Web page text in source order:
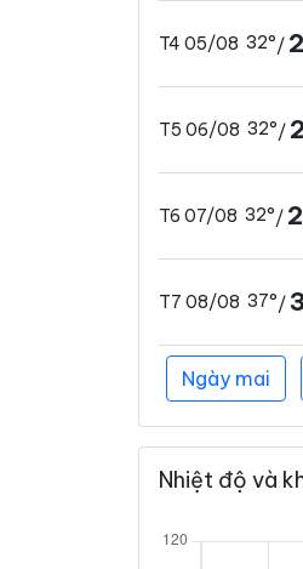
T4 05/08 32°/
T5 06/08 32°/
T6 07/08 32°/
T7 08/08 37°/
Ngày mai
Nhiệt độ và